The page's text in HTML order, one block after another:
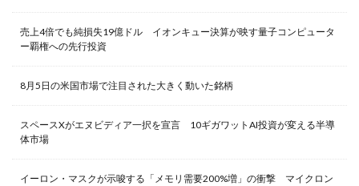
売上4倍でも純損失19億ドル イオンキュー決算が映す量子コンピュータ
ー覇権への先行投資
8月5日の米国市場で注目された大きく動いた銘柄
スペースXがエヌビディア一択を宣言 10ギガワットAI投資が変える半導
体市場
イーロン・マスクが示唆する「メモリ需要200%増」の衝撃 マイクロン